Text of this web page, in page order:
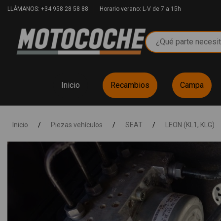
LLÁMANOS: +34 958 28 58 88 Horario verano: L-V de 7 a 15h
Inicio Recambios Campa
Inicio / Piezas vehículos / SEAT / LEON (KL1, KLG)